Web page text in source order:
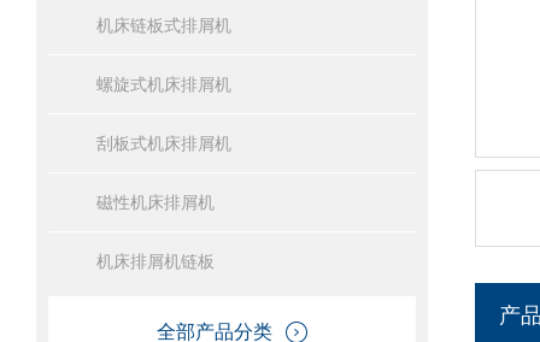
机床链板式排屑机
螺旋式机床排屑机
刮板式机床排屑机
磁性机床排屑机
机床排屑机链板
全部产品分类
产